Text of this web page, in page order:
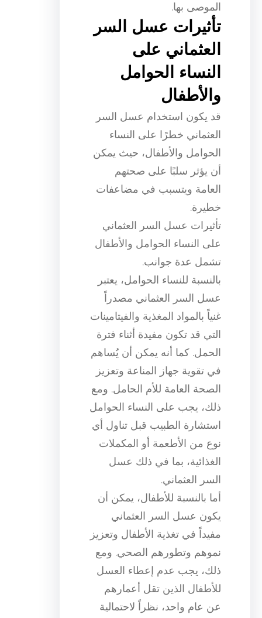
الموصى بها.
تأثيرات عسل السر
العثماني على
النساء الحوامل
والأطفال
قد يكون استخدام عسل السر
العثماني خطرًا على النساء
الحوامل والأطفال، حيث يمكن
أن يؤثر سلبًا على صحتهم
العامة ويتسبب في مضاعفات
خطيرة.
تأثيرات عسل السر العثماني
على النساء الحوامل والأطفال
تشمل عدة جوانب.
بالنسبة للنساء الحوامل، يعتبر
عسل السر العثماني مصدراً
غنياً بالمواد المغذية والفيتامينات
التي قد تكون مفيدة أثناء فترة
الحمل. كما أنه يمكن أن يُساهم
في تقوية جهاز المناعة وتعزيز
الصحة العامة للأم الحامل. ومع
ذلك، يجب على النساء الحوامل
استشارة الطبيب قبل تناول أي
نوع من الأطعمة أو المكملات
الغذائية، بما في ذلك عسل
السر العثماني.
أما بالنسبة للأطفال، يمكن أن
يكون عسل السر العثماني
مفيداً في تغذية الأطفال وتعزيز
نموهم وتطورهم الصحي. ومع
ذلك، يجب عدم إعطاء العسل
للأطفال الذين تقل أعمارهم
عن عام واحد، نظراً لاحتمالية